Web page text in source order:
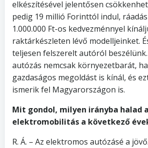
elkészítésével jelentősen
pedig 19 millió Forinttól indul,
1.000.000 Ft-os kedvezménnyel
raktárkészleten lévő modelljeinket.
teljesen felszerelt autóról
autózás nemcsak környezetbarát,
gazdaságos megoldást is kínál, és
ismerik fel Magyarországon is.
Mit gondol, milyen irányba halad
elektromobilitás a következő
R. Á. – Az elektromos autózásé a